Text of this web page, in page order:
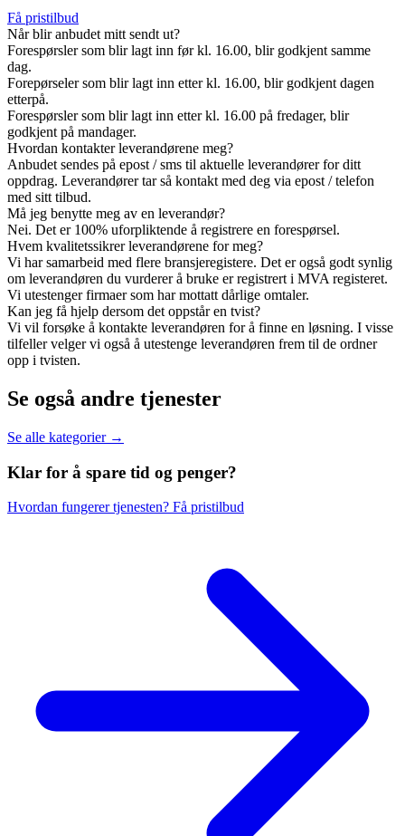
Få pristilbud
Når blir anbudet mitt sendt ut?
Forespørsler som blir lagt inn før kl. 16.00, blir godkjent samme
dag.
Forepørseler som blir lagt inn etter kl. 16.00, blir godkjent dagen
etterpå.
Forespørsler som blir lagt inn etter kl. 16.00 på fredager, blir
godkjent på mandager.
Hvordan kontakter leverandørene meg?
Anbudet sendes på epost / sms til aktuelle leverandører for ditt
oppdrag. Leverandører tar så kontakt med deg via epost / telefon
med sitt tilbud.
Må jeg benytte meg av en leverandør?
Nei. Det er 100% uforpliktende å registrere en forespørsel.
Hvem kvalitetssikrer leverandørene for meg?
Vi har samarbeid med flere bransjeregistere. Det er også godt synlig
om leverandøren du vurderer å bruke er registrert i MVA registeret.
Vi utestenger firmaer som har mottatt dårlige omtaler.
Kan jeg få hjelp dersom det oppstår en tvist?
Vi vil forsøke å kontakte leverandøren for å finne en løsning. I visse
tilfeller velger vi også å utestenge leverandøren frem til de ordner
opp i tvisten.
Se også andre tjenester
Se alle kategorier →
Klar for å spare tid og penger?
Hvordan fungerer tjenesten? Få pristilbud